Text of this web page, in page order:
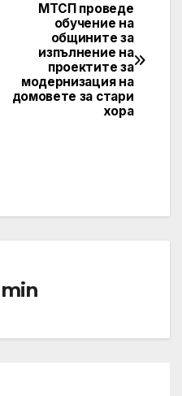
МТСП проведе
обучение на
общините за
изпълнение на
проектите за
модернизация на
домовете за стари
хора